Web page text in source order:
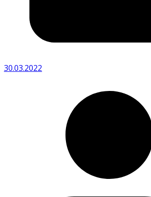
30.03.2022